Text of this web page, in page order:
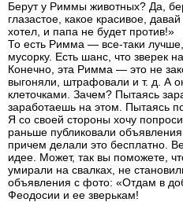
Берут у Риммы животных? Да,
глазастое, какое красивое,
хотел, и папа не будет против!»
То есть Римма — все-таки
мусорку. Есть шанс, что зверек
Конечно, эта Римма — это не
выгоняли, штрафовали и т. д. А
клеточками. Зачем? Пытаясь
заработаешь на этом. Пытаясь
Я со своей стороны хочу
раньше публиковали
причем делали это бесплатно.
идее. Может, так вы поможете,
умирали на свалках, не
объявления с фото: «Отдам в
Феодосии и ее зверькам!